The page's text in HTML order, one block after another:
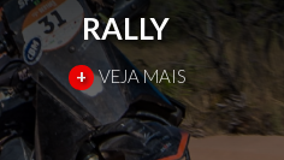
RALLY
+ VEJA MAIS